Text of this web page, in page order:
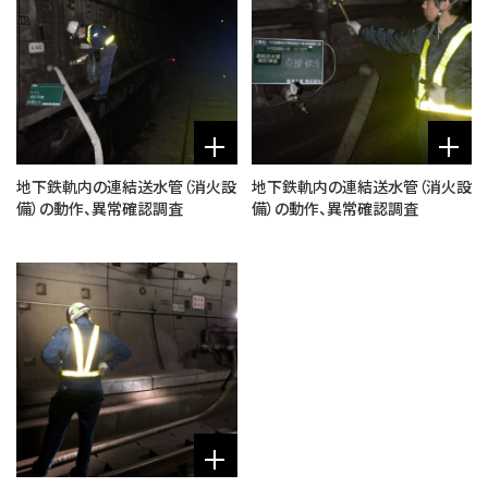
地下鉄軌内の連結送水管（消火設
備）の動作、異常確認調査
地下鉄軌内の連結送水管（消火設
備）の動作、異常確認調査